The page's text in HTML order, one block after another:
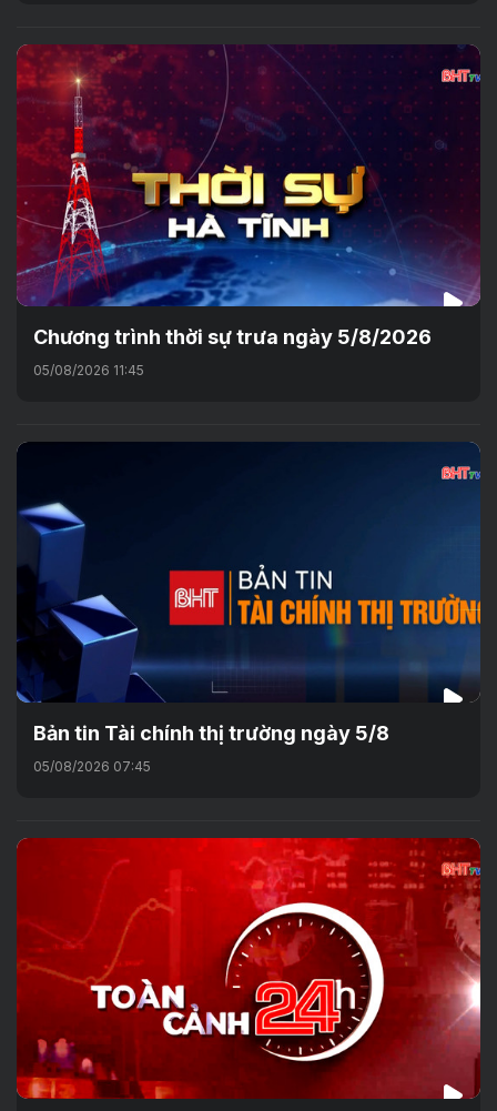
Chương trình thời sự trưa ngày 5/8/2026
05/08/2026 11:45
Bản tin Tài chính thị trường ngày 5/8
05/08/2026 07:45